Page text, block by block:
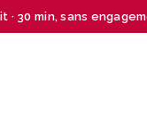
· 30 min, sans